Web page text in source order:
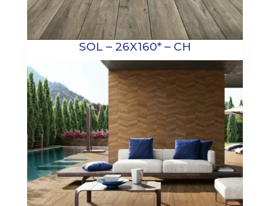
SOL – 26X160* – CH